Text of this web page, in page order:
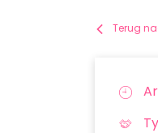
Terug